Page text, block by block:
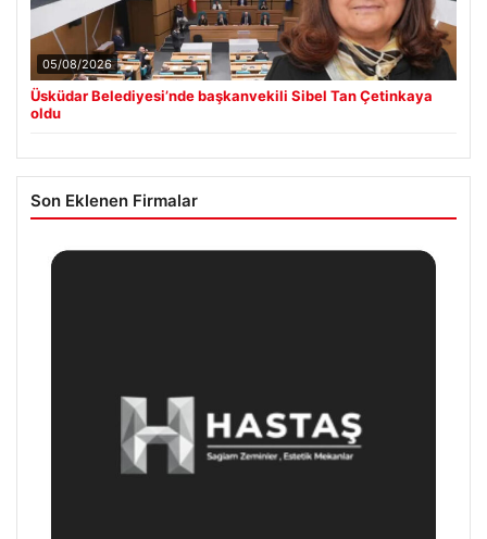
05/08/2026
Üsküdar Belediyesi’nde başkanvekili Sibel Tan Çetinkaya
oldu
Son Eklenen Firmalar